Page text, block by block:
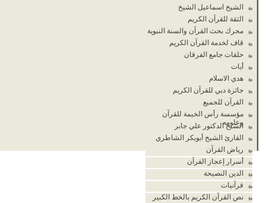
الشيخ اسماعيل الشيخ
الثقة للقرآن الكريم
محرك بحث القرآن والسنة النبوية
قاف لخدمة القرآن الكريم
حلقات جامع الفرقان
أيات
هدي الاسلام
جائزة دبي للقرآن الكريم
القرآن للجميع
مؤسسة رأس الخيمة للقرآن
وعلومه
الشيخ الدكتور علي جابر
القارئ الشيخ أبوبكر الشاطري
رياض القرآن
أسرار إعجاز القرآن
الدين النصيحة
قرآنيات
نص القرآن الكريم بالخط الكبير